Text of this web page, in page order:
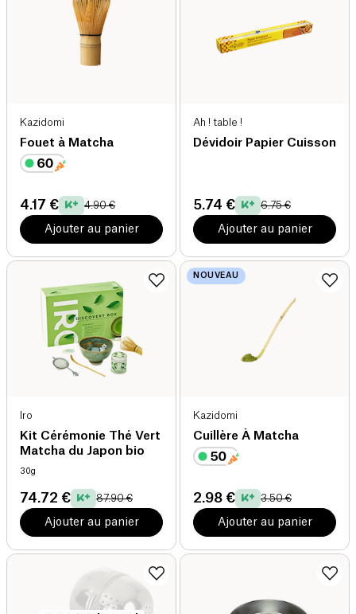
Kazidomi
Fouet à Matcha
4.17 € 4.90 €
Ajouter au panier
Ah ! table !
Dévidoir Papier Cuisson
5.74 € 6.75 €
Ajouter au panier
Iro
Kit Cérémonie Thé Vert
Matcha du Japon bio
30g
74.72 € 87.90 €
Ajouter au panier
NOUVEAU
Kazidomi
Cuillère À Matcha
2.98 € 3.50 €
Ajouter au panier